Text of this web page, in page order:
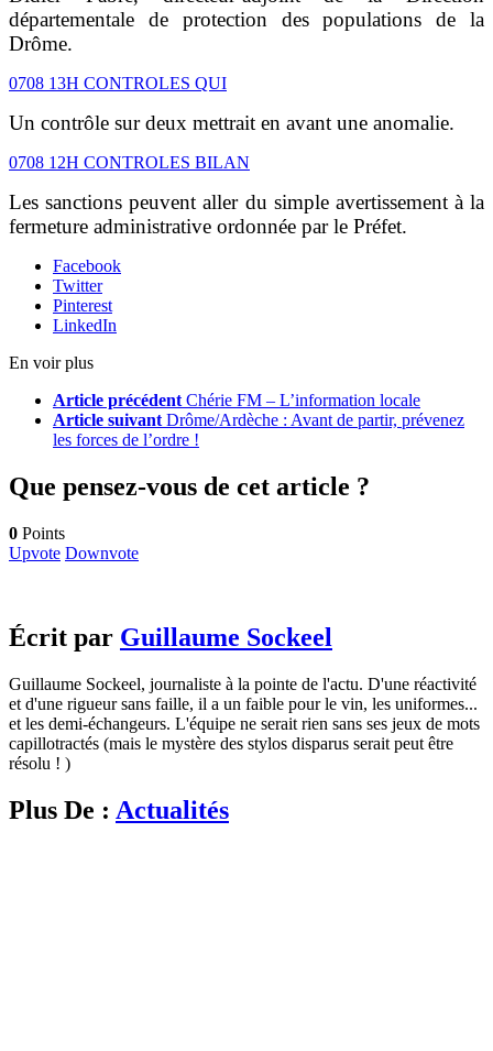
départementale de protection des populations de la
Drôme.
0708 13H CONTROLES QUI
Un contrôle sur deux mettrait en avant une anomalie.
0708 12H CONTROLES BILAN
Les sanctions peuvent aller du simple avertissement à la
fermeture administrative ordonnée par le Préfet.
Facebook
Twitter
Pinterest
LinkedIn
En voir plus
Article précédent Chérie FM – L’information locale
Article suivant Drôme/Ardèche : Avant de partir, prévenez
les forces de l’ordre !
Que pensez-vous de cet article ?
0 Points
Upvote Downvote
Écrit par Guillaume Sockeel
Guillaume Sockeel, journaliste à la pointe de l'actu. D'une réactivité
et d'une rigueur sans faille, il a un faible pour le vin, les uniformes...
et les demi-échangeurs. L'équipe ne serait rien sans ses jeux de mots
capillotractés (mais le mystère des stylos disparus serait peut être
résolu ! )
Plus De : Actualités